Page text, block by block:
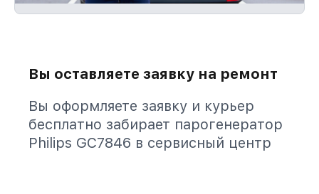
Вы оставляете заявку на ремонт
Вы оформляете заявку и курьер
бесплатно забирает парогенератор
Philips GC7846 в сервисный центр